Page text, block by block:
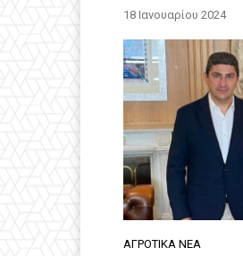
18 Ιανουαρίου 2024
ΑΓΡΟΤΙΚΆ ΝΈΑ